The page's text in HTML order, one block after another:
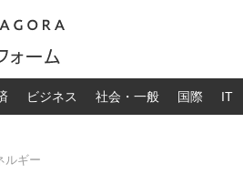
ビジネス 社会・一般 国際 IT
ルギー